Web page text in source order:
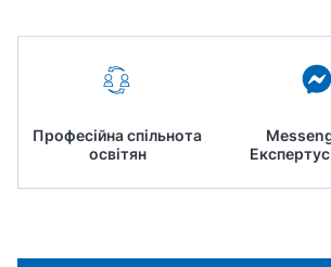
Професійна спільнота
освітян